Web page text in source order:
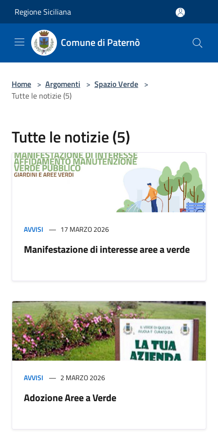
Regione Siciliana
Comune di Paternò
Home > Argomenti > Spazio Verde >
Tutte le notizie (5)
Tutte le notizie (5)
AVVISI 17 MARZO 2026
Manifestazione di interesse aree a verde
AVVISI 2 MARZO 2026
Adozione Aree a Verde